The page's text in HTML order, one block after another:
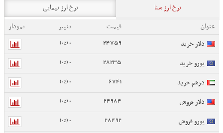
نرخ ارز سنا
نرخ ارز نیمایی
عنوان
قیمت تغییر
نمودار
دلار خرید
24759
0 (0%)
یورو خرید 28235
0 (0%)
درهم خرید 6741
0 (0%)
دلار فروش 24984
0 (0%)
یورو فروش 28492
0 (0%)